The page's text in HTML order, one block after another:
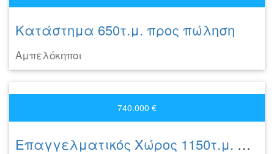
Κατάστημα 650τ.μ. προς πώληση
Αμπελόκηποι
740.000 €
Επαγγελματικός Χώρος 1150τ.μ. προς πώληση